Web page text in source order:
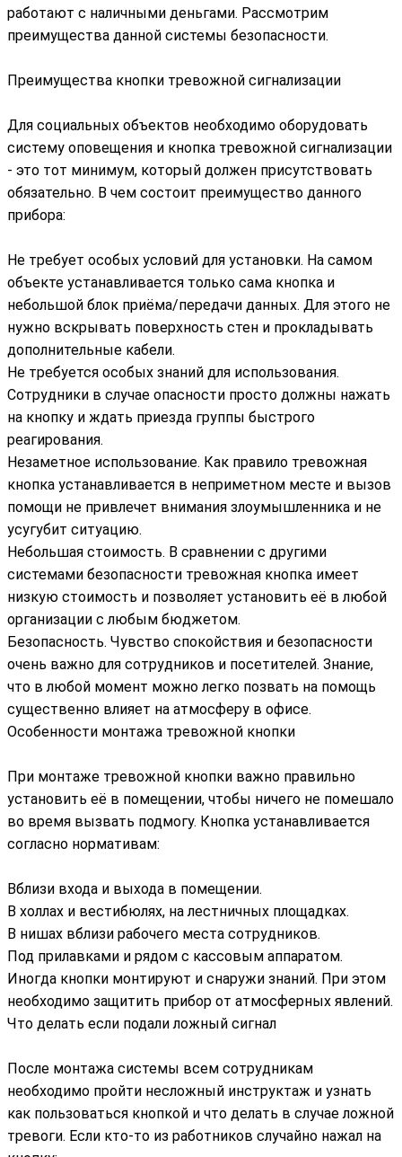
работают с наличными деньгами. Рассмотрим
преимущества данной системы безопасности.
Преимущества кнопки тревожной сигнализации
Для социальных объектов необходимо оборудовать
систему оповещения и кнопка тревожной сигнализации
- это тот минимум, который должен присутствовать
обязательно. В чем состоит преимущество данного
прибора:
Не требует особых условий для установки. На самом
объекте устанавливается только сама кнопка и
небольшой блок приёма/передачи данных. Для этого не
нужно вскрывать поверхность стен и прокладывать
дополнительные кабели.
Не требуется особых знаний для использования.
Сотрудники в случае опасности просто должны нажать
на кнопку и ждать приезда группы быстрого
реагирования.
Незаметное использование. Как правило тревожная
кнопка устанавливается в неприметном месте и вызов
помощи не привлечет внимания злоумышленника и не
усугубит ситуацию.
Небольшая стоимость. В сравнении с другими
системами безопасности тревожная кнопка имеет
низкую стоимость и позволяет установить её в любой
организации с любым бюджетом.
Безопасность. Чувство спокойствия и безопасности
очень важно для сотрудников и посетителей. Знание,
что в любой момент можно легко позвать на помощь
существенно влияет на атмосферу в офисе.
Особенности монтажа тревожной кнопки
При монтаже тревожной кнопки важно правильно
установить её в помещении, чтобы ничего не помешало
во время вызвать подмогу. Кнопка устанавливается
согласно нормативам:
Вблизи входа и выхода в помещении.
В холлах и вестибюлях, на лестничных площадках.
В нишах вблизи рабочего места сотрудников.
Под прилавками и рядом с кассовым аппаратом.
Иногда кнопки монтируют и снаружи знаний. При этом
необходимо защитить прибор от атмосферных явлений.
Что делать если подали ложный сигнал
После монтажа системы всем сотрудникам
необходимо пройти несложный инструктаж и узнать
как пользоваться кнопкой и что делать в случае ложной
тревоги. Если кто-то из работников случайно нажал на